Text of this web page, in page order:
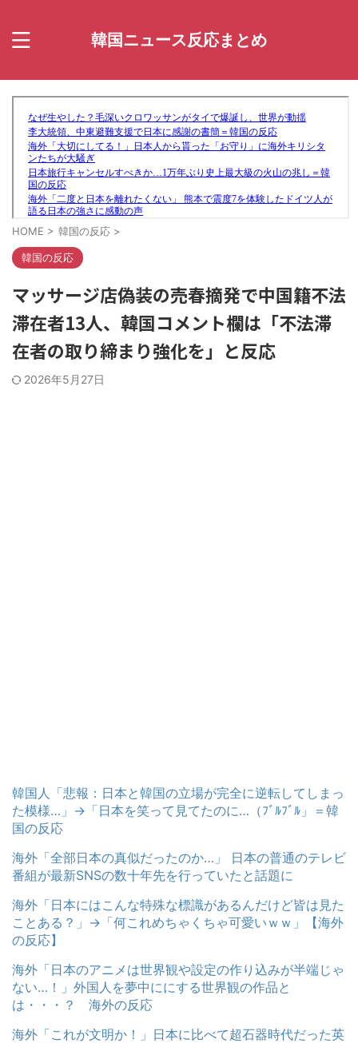
韓国ニュース反応まとめ
HOME > 韓国の反応 >
韓国の反応
マッサージ店偽装の売春摘発で中国籍不法
滞在者13人、韓国コメント欄は「不法滞
在者の取り締まり強化を」と反応
2026年5月27日
韓国人「悲報：日本と韓国の立場が完全に逆転してしまっ
た模様…」→「日本を笑って見てたのに…（ﾌﾞﾙﾌﾞﾙ」＝韓
国の反応
海外「全部日本の真似だったのか…」 日本の普通のテレビ
番組が最新SNSの数十年先を行っていたと話題に
海外「日本にはこんな特殊な標識があるんだけど皆は見た
ことある？」→「何これめちゃくちゃ可愛いｗｗ」【海外
の反応】
海外「日本のアニメは世界観や設定の作り込みが半端じゃ
ない…！」外国人を夢中ににする世界観の作品と
は・・・？ 海外の反応
海外「これが文明か！」日本に比べて超石器時代だった英